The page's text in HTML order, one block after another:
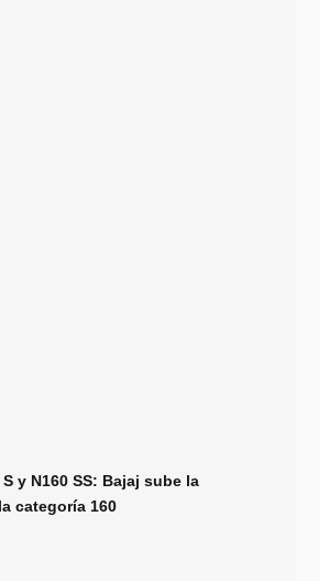
y N160 SS: Bajaj sube la
categoría 160